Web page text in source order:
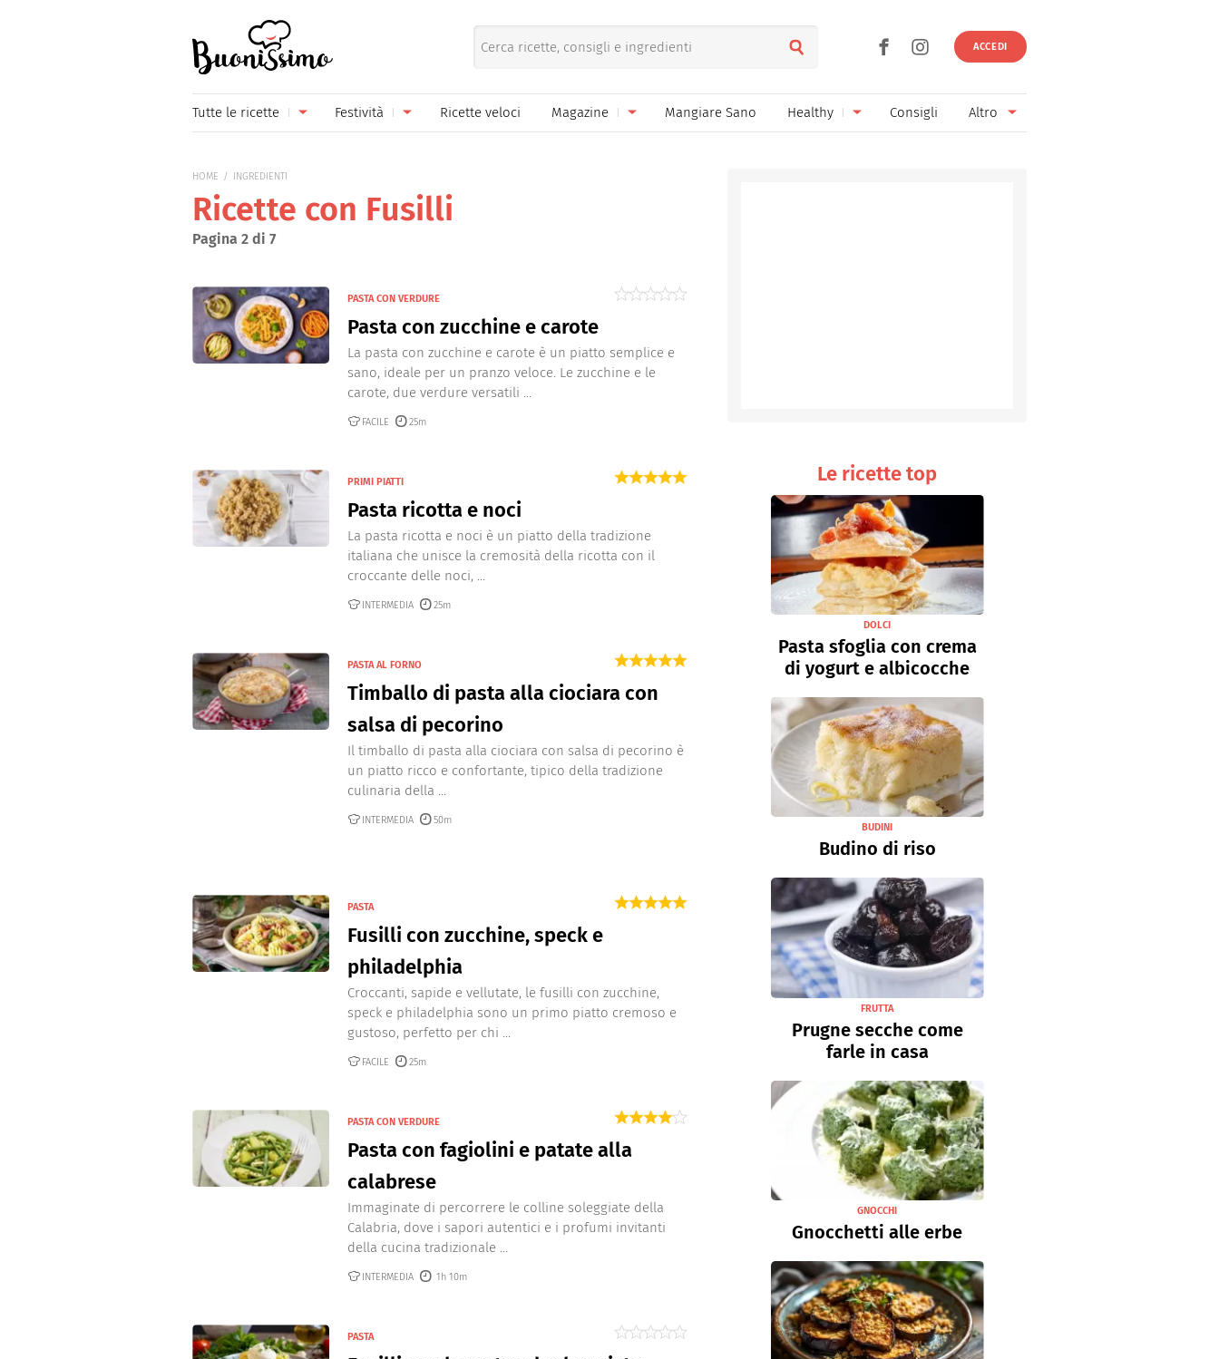
ACCEDI
Tutte le ricette
Primi piatti Pane pizza focacce
Secondi piatti
Contorni Conserve
Formaggi
Bevande
Festività
Carnevale
Festa del Papà
Natale
Pasqua
Ricette veloci Magazine Mangiare Sano Healthy Consigli Altro
HOME INGREDIENTI
Ricette con Fusilli
Pagina 2 di 7
PASTA CON VERDURE
Pasta con zucchine e carote
La pasta con zucchine e carote è un piatto semplice e
sano, ideale per un pranzo veloce. Le zucchine e le
carote, due verdure versatili ...
FACILE 25m
PRIMI PIATTI
Pasta ricotta e noci
La pasta ricotta e noci è un piatto della tradizione
italiana che unisce la cremosità della ricotta con il
croccante delle noci, ...
INTERMEDIA 25m
PASTA AL FORNO
Timballo di pasta alla ciociara con
salsa di pecorino
Il timballo di pasta alla ciociara con salsa di pecorino è
un piatto ricco e confortante, tipico della tradizione
culinaria della ...
INTERMEDIA 50m
PASTA
Fusilli con zucchine, speck e
philadelphia
Croccanti, sapide e vellutate, le fusilli con zucchine,
speck e philadelphia sono un primo piatto cremoso e
gustoso, perfetto per chi ...
FACILE 25m
PASTA CON VERDURE
Pasta con fagiolini e patate alla
calabrese
Immaginate di percorrere le colline soleggiate della
Calabria, dove i sapori autentici e i profumi invitanti
della cucina tradizionale ...
INTERMEDIA 1h 10m
PASTA
Le ricette top
DOLCI
Pasta sfoglia con crema
di yogurt e albicocche
BUDINI
Budino di riso
FRUTTA
Prugne secche come
farle in casa
GNOCCHI
Gnocchetti alle erbe